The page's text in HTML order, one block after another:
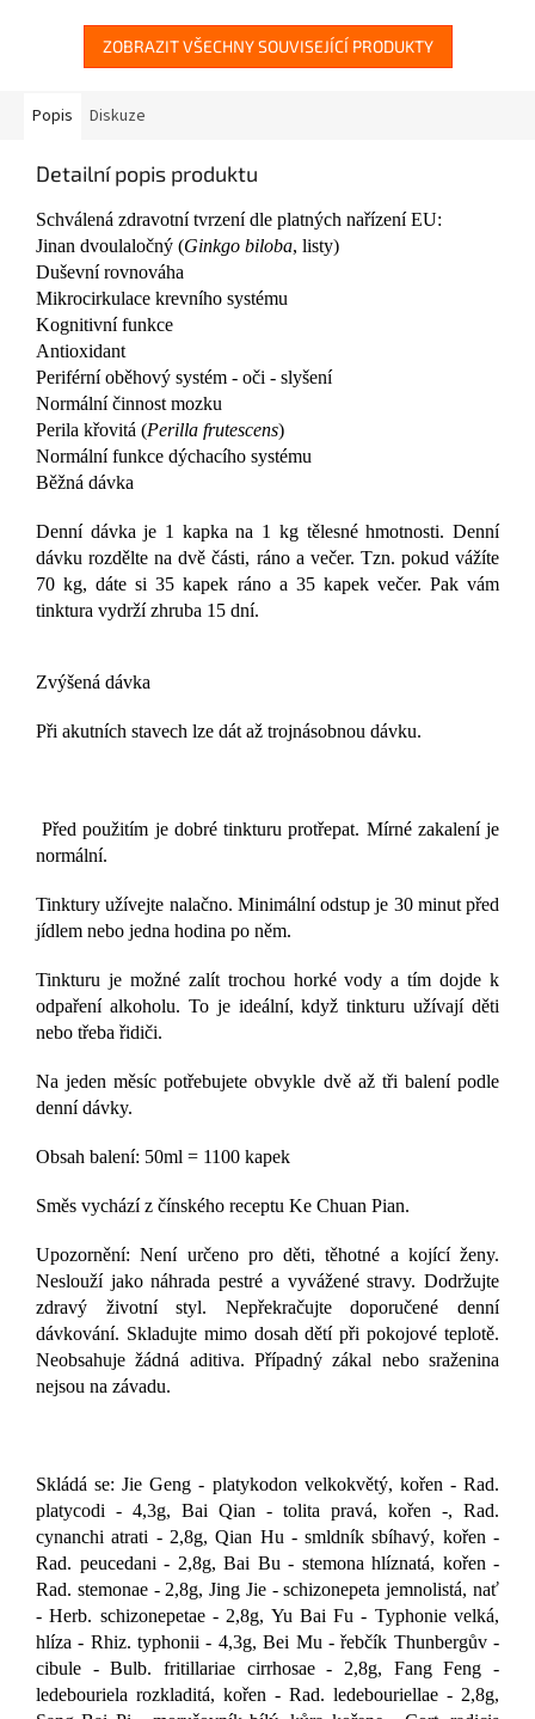
ZOBRAZIT VŠECHNY SOUVISEJÍCÍ PRODUKTY
Popis Diskuze
Detailní popis produktu
Schválená zdravotní tvrzení dle platných nařízení EU:
Jinan dvoulaločný (Ginkgo biloba, listy)
Duševní rovnováha
Mikrocirkulace krevního systému
Kognitivní funkce
Antioxidant
Periférní oběhový systém - oči - slyšení
Normální činnost mozku
Perila křovitá (Perilla frutescens)
Normální funkce dýchacího systému
Běžná dávka
Denní dávka je 1 kapka na 1 kg tělesné hmotnosti. Denní
dávku rozdělte na dvě části, ráno a večer. Tzn. pokud vážíte
70 kg, dáte si 35 kapek ráno a 35 kapek večer. Pak vám
tinktura vydrží zhruba 15 dní.
Zvýšená dávka
Při akutních stavech lze dát až trojnásobnou dávku.
Před použitím je dobré tinkturu protřepat. Mírné zakalení je
normální.
Tinktury užívejte nalačno. Minimální odstup je 30 minut před
jídlem nebo jedna hodina po něm.
Tinkturu je možné zalít trochou horké vody a tím dojde k
odpaření alkoholu. To je ideální, když tinkturu užívají děti
nebo třeba řidiči.
Na jeden měsíc potřebujete obvykle dvě až tři balení podle
denní dávky.
Obsah balení: 50ml = 1100 kapek
Směs vychází z čínského receptu Ke Chuan Pian.
Upozornění: Není určeno pro děti, těhotné a kojící ženy.
Neslouží jako náhrada pestré a vyvážené stravy. Dodržujte
zdravý životní styl. Nepřekračujte doporučené denní
dávkování. Skladujte mimo dosah dětí při pokojové teplotě.
Neobsahuje žádná aditiva. Případný zákal nebo sraženina
nejsou na závadu.
Skládá se: Jie Geng - platykodon velkokvětý, kořen - Rad.
platycodi - 4,3g, Bai Qian - tolita pravá, kořen -, Rad.
cynanchi atrati - 2,8g, Qian Hu - smldník sbíhavý, kořen -
Rad. peucedani - 2,8g, Bai Bu - stemona hlíznatá, kořen -
Rad. stemonae - 2,8g, Jing Jie - schizonepeta jemnolistá, nať
- Herb. schizonepetae - 2,8g, Yu Bai Fu - Typhonie velká,
hlíza - Rhiz. typhonii - 4,3g, Bei Mu - řebčík Thunbergův -
cibule - Bulb. fritillariae cirrhosae - 2,8g, Fang Feng -
ledebouriela rozkladitá, kořen - Rad. ledebouriellae - 2,8g,